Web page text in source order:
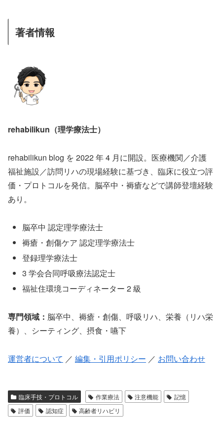
著者情報
rehabilikun（理学療法士）
rehabilikun blog を 2022 年 4 月に開設。医療機関／介護
福祉施設／訪問リハの現場経験に基づき、臨床に役立つ評
価・プロトコルを発信。脳卒中・褥瘡などで講師登壇経験
あり。
脳卒中 認定理学療法士
褥瘡・創傷ケア 認定理学療法士
登録理学療法士
3 学会合同呼吸療法認定士
福祉住環境コーディネーター 2 級
専門領域： 脳卒中、褥瘡・創傷、呼吸リハ、栄養（リハ栄
養）、シーティング、摂食・嚥下
運営者について ／ 編集・引用ポリシー ／ お問い合わせ
臨床手技・プロトコル 作業療法 注意機能
記憶
評価
認知症 高齢者リハビリ